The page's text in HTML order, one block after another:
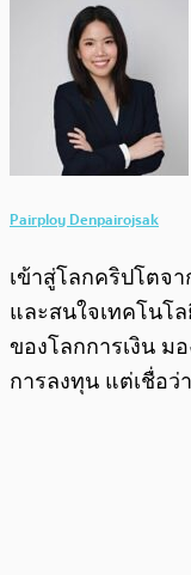
Pairploy Denpairojsak
เข้าสู่โลกคริปโตจา
และสนใจเทคโนโล
ของโลกการเงิน ม
การลงทุน แต่เชื่อว่